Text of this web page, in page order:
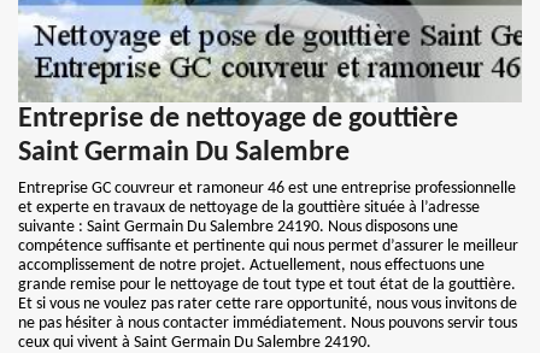
Entreprise de nettoyage de gouttière
Saint Germain Du Salembre
Entreprise GC couvreur et ramoneur 46 est une entreprise professionnelle
et experte en travaux de nettoyage de la gouttière située à l’adresse
suivante : Saint Germain Du Salembre 24190. Nous disposons une
compétence suffisante et pertinente qui nous permet d’assurer le meilleur
accomplissement de notre projet. Actuellement, nous effectuons une
grande remise pour le nettoyage de tout type et tout état de la gouttière.
Et si vous ne voulez pas rater cette rare opportunité, nous vous invitons de
ne pas hésiter à nous contacter immédiatement. Nous pouvons servir tous
ceux qui vivent à Saint Germain Du Salembre 24190.